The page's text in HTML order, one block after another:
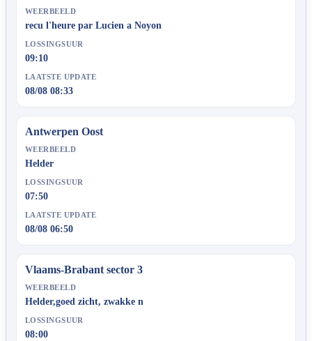
WEERBEELD
recu l'heure par Lucien a Noyon
LOSSINGSUUR
09:10
LAATSTE UPDATE
08/08 08:33
Antwerpen Oost
WEERBEELD
Helder
LOSSINGSUUR
07:50
LAATSTE UPDATE
08/08 06:50
Vlaams-Brabant sector 3
WEERBEELD
Helder,goed zicht, zwakke n
LOSSINGSUUR
08:00